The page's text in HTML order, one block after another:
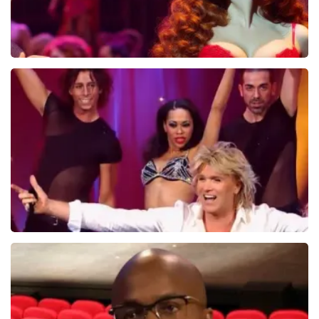
Pretty Woman
44
BEKIJKEN
Hans Klok
314+ reviews
BEKIJKEN